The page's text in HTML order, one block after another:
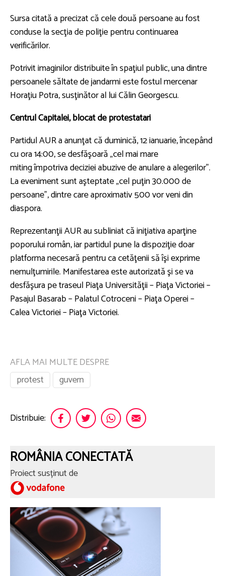
Sursa citată a precizat că cele două persoane au fost
conduse la secţia de poliţie pentru continuarea
verificărilor.
Potrivit imaginilor distribuite în spaţiul public, una dintre
persoanele săltate de jandarmi este fostul mercenar
Horaţiu Potra, susţinător al lui Călin Georgescu.
Centrul Capitalei, blocat de protestatari
Partidul AUR a anunţat că duminică, 12 ianuarie, începând
cu ora 14:00, se desfăşoară „cel mai mare
miting împotriva deciziei abuzive de anulare a alegerilor”.
La eveniment sunt aşteptate „cel puţin 30.000 de
persoane”, dintre care aproximativ 500 vor veni din
diaspora.
Reprezentanţii AUR au subliniat că iniţiativa aparţine
poporului român, iar partidul pune la dispoziţie doar
platforma necesară pentru ca cetăţenii să îşi exprime
nemulţumirile. Manifestarea este autorizată şi se va
desfăşura pe traseul Piaţa Universităţii – Piaţa Victoriei –
Pasajul Basarab – Palatul Cotroceni – Piaţa Operei –
Calea Victoriei – Piaţa Victoriei.
AFLA MAI MULTE DESPRE
protest
guvern
Distribuie:
ROMÂNIA CONECTATĂ
Proiect susținut de